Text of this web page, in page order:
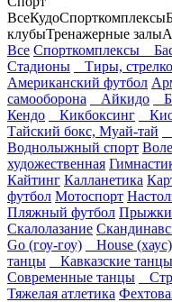
ВсеКудоСпорткомплексы
клубыТренажерные залы
Все Спорткомплексы
Стадионы
Тиры,
Американский футбол
самооборона
Айкидо
Кендо
Кикбоксинг
Тайский бокс, Муай-тай
Воднолыжный спорт
художественная
Кайтинг Калланетика
футбол Мотоспорт
Пляжный футбол Прыжки
Скалолазание
Go (гоу-гоу)
House (хаус)
танцы
Кавказские танцы
Современные танцы
Тяжелая атлетика